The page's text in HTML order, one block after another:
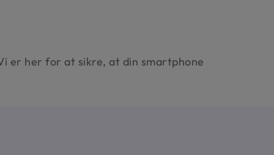
er her for at sikre, at din smartphone